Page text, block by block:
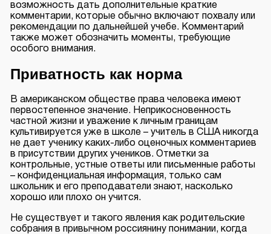
возможность дать дополнительные краткие
комментарии, которые обычно включают похвалу или
рекомендации по дальнейшей учебе. Комментарий
также может обозначить моменты, требующие
особого внимания.
Приватность как норма
В американском обществе права человека имеют
первостепенное значение. Неприкосновенность
частной жизни и уважение к личным границам
культивируется уже в школе – учитель в США никогда
не дает ученику каких-либо оценочных комментариев
в присутствии других учеников. Отметки за
контрольные, устные ответы или письменные работы
– конфиденциальная информация, только сам
школьник и его преподаватели знают, насколько
хорошо или плохо он учится.
Не существует и такого явления как родительские
собрания в привычном россиянину понимании, когда